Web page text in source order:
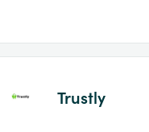
Trustly